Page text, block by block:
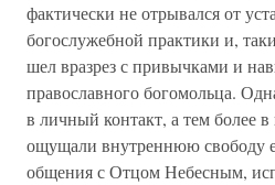
фактически не отрывался от
богослужебной практики и,
шел вразрез с привычками и
православного богомольца.
в личный контакт, а тем более
ощущали внутреннюю свободу
общения с Отцом Небесным,